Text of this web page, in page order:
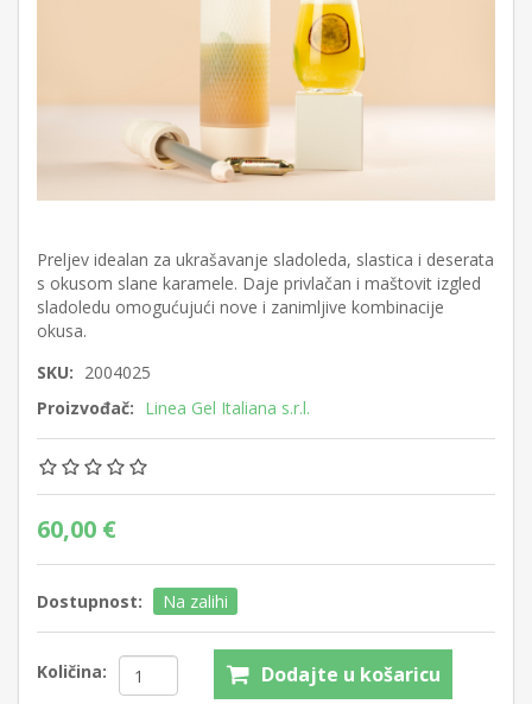
Preljev idealan za ukrašavanje sladoleda, slastica i deserata
s okusom slane karamele. Daje privlačan i maštovit izgled
sladoledu omogućujući nove i zanimljive kombinacije
okusa.
SKU: 2004025
Proizvođač: Linea Gel Italiana s.r.l.
60,00 €
Dostupnost: Na zalihi
Količina: Dodajte u košaricu